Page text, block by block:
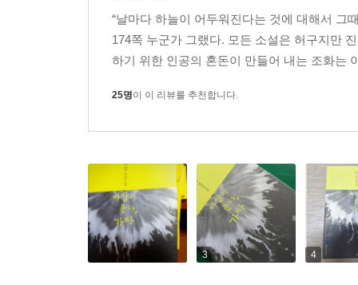
어두워지기 전에, 하얗게 얼어붙은 강을 전철
소설이 내 손을 떠난다는 사실이 실감되었다.
네 번의 겨울을 이 소설과 함께 보냈다. 바람과
어떻게 인사를 건네야 할지. 이 소설은 일 년 반
써갔다. 예정보다 무척 더디었던 과정을 따뜻이 지
이천십년 초입, 눈 내리는 새벽
韓江
“날마다 하늘이 어두워진다는 것에 대해서 그
174쪽 누군가 그랬다. 모든 소설은 허구지만
하기 위한 인공의 혼돈이 만들어 내는 조화는
25명이 이 리뷰를 추천합니다.
3 4